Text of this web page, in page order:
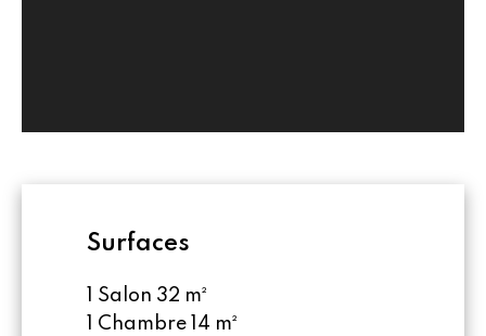
Surfaces
1 Salon 32 m²
1 Chambre
14 m²